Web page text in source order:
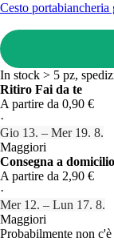
Cesto
In stock > 5 pz,
Ritiro Fai da te
A partire da 0,90 €
·
Gio 13. – Mer 19. 8.
Maggiori
Consegna a domicilio
A partire da 2,90 €
·
Mer 12. – Lun 17. 8.
Maggiori
Probabilmente non